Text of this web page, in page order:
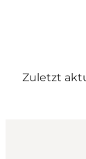
Zuletzt